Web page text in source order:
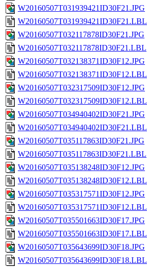
W20160507T031939421ID30F21.JPG
W20160507T031939421ID30F21.LBL
W20160507T032117878ID30F21.JPG
W20160507T032117878ID30F21.LBL
W20160507T032138371ID30F12.JPG
W20160507T032138371ID30F12.LBL
W20160507T032317509ID30F12.JPG
W20160507T032317509ID30F12.LBL
W20160507T034940402ID30F21.JPG
W20160507T034940402ID30F21.LBL
W20160507T035117863ID30F21.JPG
W20160507T035117863ID30F21.LBL
W20160507T035138248ID30F12.JPG
W20160507T035138248ID30F12.LBL
W20160507T035317571ID30F12.JPG
W20160507T035317571ID30F12.LBL
W20160507T035501663ID30F17.JPG
W20160507T035501663ID30F17.LBL
W20160507T035643699ID30F18.JPG
W20160507T035643699ID30F18.LBL